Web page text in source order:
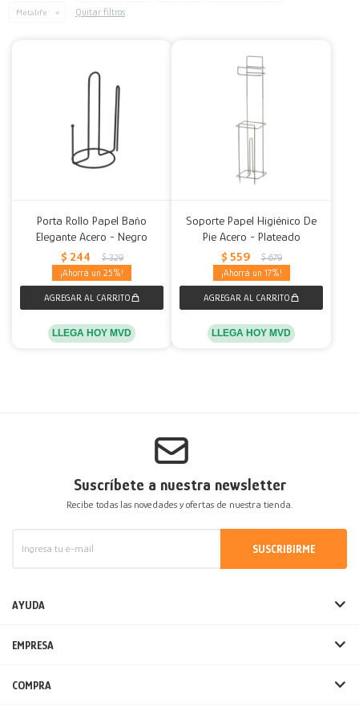
Metalife Quitar filtros
Porta Rollo Papel Baño
Elegante Acero - Negro
$ 244 $ 329
25
LLEGA HOY MVD
Soporte Papel Higiénico De
Pie Acero - Plateado
$ 559 $ 679
17
LLEGA HOY MVD
Suscríbete a nuestra newsletter
Recibe todas las novedades y ofertas de nuestra tienda.
SUSCRIBIRME
AYUDA
EMPRESA
COMPRA
Accesorios para el hogar
Muebles Infantiles